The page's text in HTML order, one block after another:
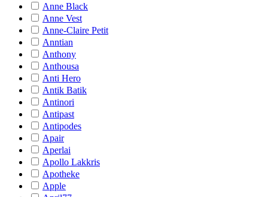
Anne Black
Anne Vest
Anne-Claire Petit
Anntian
Anthony
Anthousa
Anti Hero
Antik Batik
Antinori
Antipast
Antipodes
Apair
Aperlai
Apollo Lakkris
Apotheke
Apple